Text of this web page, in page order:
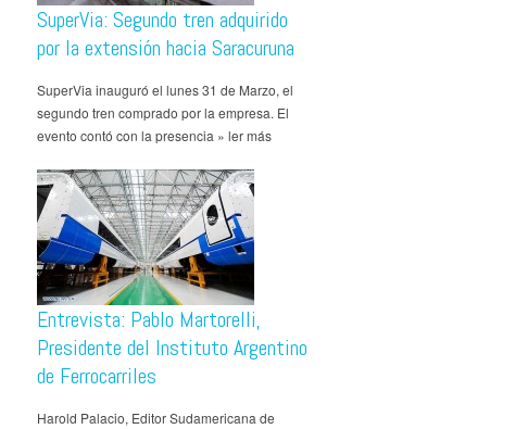
SuperVia: Segundo tren adquirido
por la extensión hacia Saracuruna
SuperVia inauguró el lunes 31 de Marzo, el
segundo tren comprado por la empresa. El
evento contó con la presencia » ler más
Entrevista: Pablo Martorelli,
Presidente del Instituto Argentino
de Ferrocarriles
Harold Palacio, Editor Sudamericana de